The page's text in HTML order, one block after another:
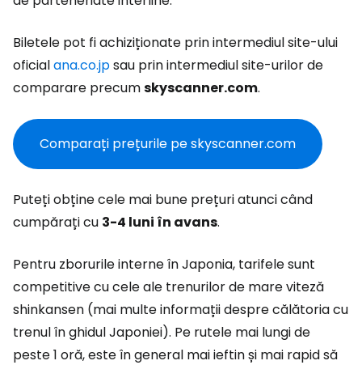
Biletele pot fi achiziționate prin intermediul site-ului
oficialana.co.jpsau prin intermediul site-urilor de
comparare precumskyscanner.com.
Comparați prețurile pe skyscanner.com
Puteți obține cele mai bune prețuri atunci când
cumpărați cu 3-4 luni în avans.
Pentru zborurile interne în Japonia, tarifele sunt
competitive cu cele ale trenurilor de mare viteză
shinkansen (mai multe informații despre călătoria cu
trenul în ghidul Japoniei). Pe rutele mai lungi de
peste 1 oră, este în general mai ieftin și mai rapid să